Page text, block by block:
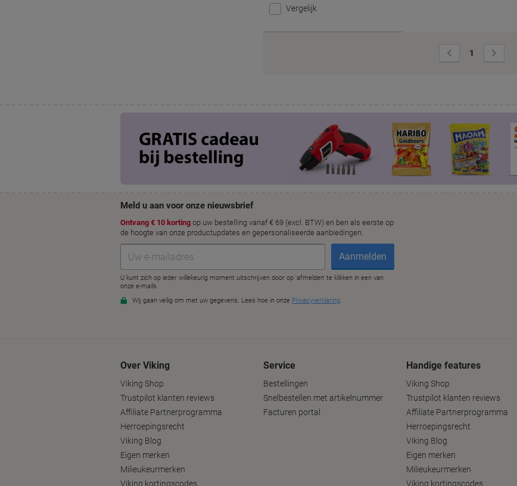
Vergelijk
Vorige
pagina
1
pagina
Over Viking
Viking Shop
Trustpilot klanten reviews
Affiliate Partnerprogramma
Herroepingsrecht
Viking Blog
Eigen merken
Milieukeurmerken
Viking kortingscodes
Service
Bestellingen
Snelbestellen met artikelnummer
Facturen portal
Handige features
Viking Shop
Trustpilot klanten reviews
Affiliate Partnerprogramma
Herroepingsrecht
Viking Blog
Eigen merken
Milieukeurmerken
Viking kortingscodes